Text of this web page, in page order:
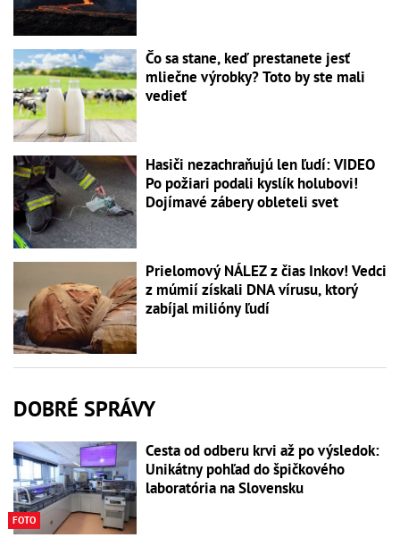
Čo sa stane, keď prestanete jesť
mliečne výrobky? Toto by ste mali
vedieť
Hasiči nezachraňujú len ľudí: VIDEO
Po požiari podali kyslík holubovi!
Dojímavé zábery obleteli svet
Prielomový NÁLEZ z čias Inkov! Vedci
z múmií získali DNA vírusu, ktorý
zabíjal milióny ľudí
DOBRÉ SPRÁVY
FOTO
Cesta od odberu krvi až po výsledok:
Unikátny pohľad do špičkového
laboratória na Slovensku